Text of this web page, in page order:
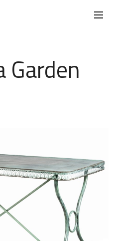
Garden